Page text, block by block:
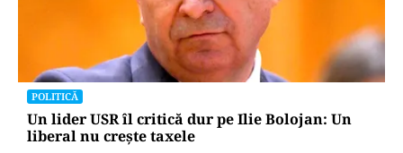
POLITICĂ
Un lider USR îl critică dur pe Ilie Bolojan: Un
liberal nu crește taxele